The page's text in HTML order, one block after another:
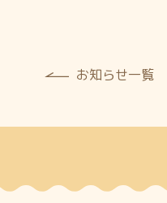
お知らせ一覧